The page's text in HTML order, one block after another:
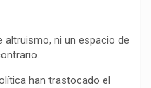
altruismo, ni un espacio de
han trastocado el